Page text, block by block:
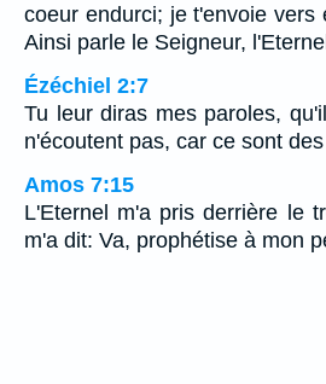
coeur endurci; je t'envoie vers
Ainsi parle le Seigneur,
Ézéchiel 2:7
Tu leur diras mes paroles,
n'écoutent pas, car ce sont
Amos 7:15
L'Eternel m'a pris derrière le
m'a dit: Va, prophétise à mon